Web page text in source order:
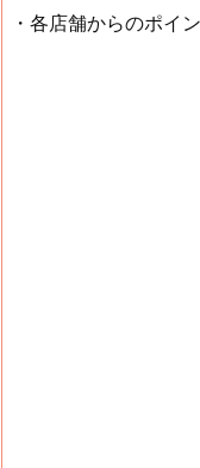
・各店舗からのポイ